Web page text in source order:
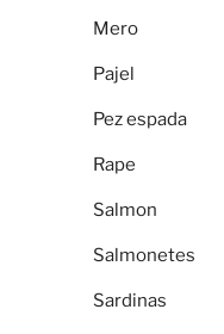
Mero
Pajel
Pez espada
Rape
Salmon
Salmonetes
Sardinas